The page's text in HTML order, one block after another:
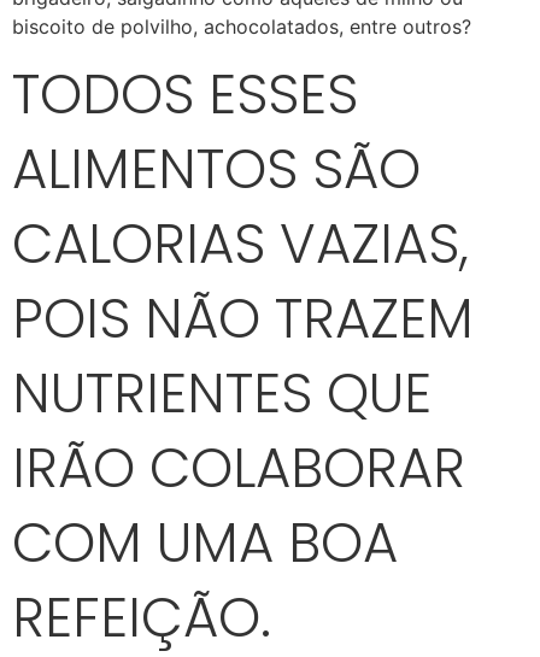
biscoito de polvilho, achocolatados, entre outros?
TODOS ESSES
ALIMENTOS SÃO
CALORIAS VAZIAS,
POIS NÃO TRAZEM
NUTRIENTES QUE
IRÃO COLABORAR
COM UMA BOA
REFEIÇÃO.